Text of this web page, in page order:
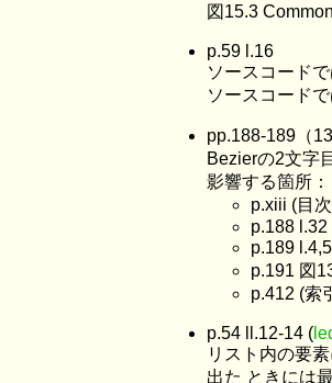
図15.3
p.59 l.16
ソースコード
ソースコード
pp.188-189（
Bezierの2文字
影響する箇所：
p.xiii (目
p.188 l.32
p.189
p.191 図
p.412 (索
p.54 ll.12-14 (
リスト内の要
出た ときには